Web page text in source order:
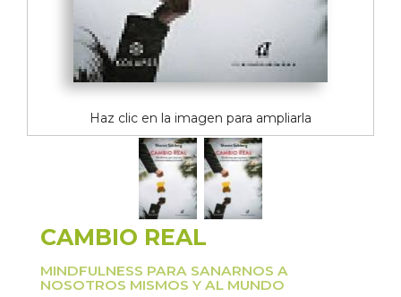
Haz clic en la imagen para ampliarla
CAMBIO REAL
MINDFULNESS PARA SANARNOS A
NOSOTROS MISMOS Y AL MUNDO